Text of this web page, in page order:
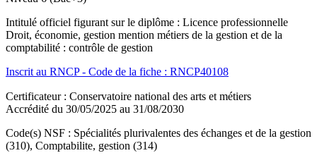
Intitulé officiel figurant sur le diplôme : Licence professionnelle
Droit, économie, gestion mention métiers de la gestion et de la
comptabilité : contrôle de gestion
Inscrit au RNCP - Code de la fiche : RNCP40108
Certificateur : Conservatoire national des arts et métiers
Accrédité du 30/05/2025 au 31/08/2030
Code(s) NSF : Spécialités plurivalentes des échanges et de la gestion
(310), Comptabilite, gestion (314)